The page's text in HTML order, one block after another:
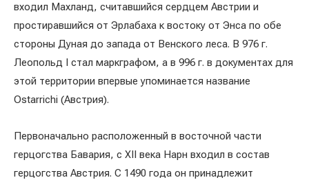
входил Махланд, считавшийся сердцем Австрии и
простиравшийся от Эрлабаха к востоку от Энса по обе
стороны Дуная до запада от Венского леса. В 976 г.
Леопольд I стал маркграфом, а в 996 г. в документах для
этой территории впервые упоминается название
Ostarrichi (Австрия).
Первоначально расположенный в восточной части
герцогства Бавария, с XII века Нарн входил в состав
герцогства Австрия. С 1490 года он принадлежит